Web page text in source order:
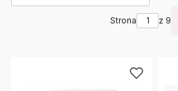
Strona z 9